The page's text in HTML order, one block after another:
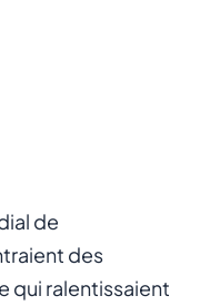
de
des
qui ralentissaient